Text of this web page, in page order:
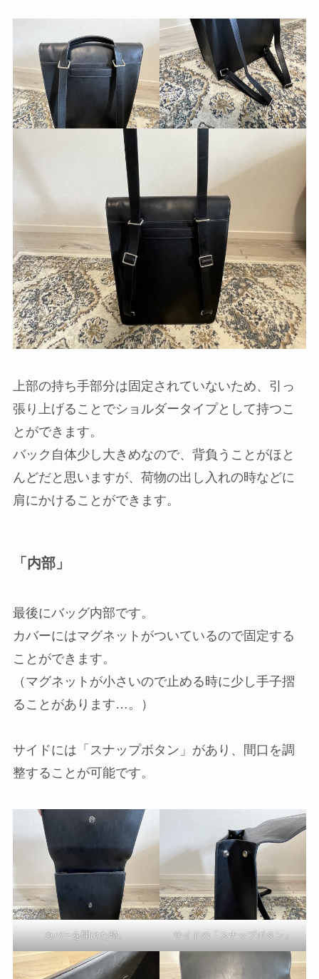
上部の持ち手部分は固定されていないため、引っ
張り上げることでショルダータイプとして持つこ
とができます。
バック自体少し大きめなので、背負うことがほと
んどだと思いますが、荷物の出し入れの時などに
肩にかけることができます。
「内部」
最後にバッグ内部です。
カバーにはマグネットがついているので固定する
ことができます。
（マグネットが小さいので止める時に少し手子摺
ることがあります…。）
サイドには「スナップボタン」があり、間口を調
整することが可能です。
カバーを開けた時。 サイドの「スナップボタン」